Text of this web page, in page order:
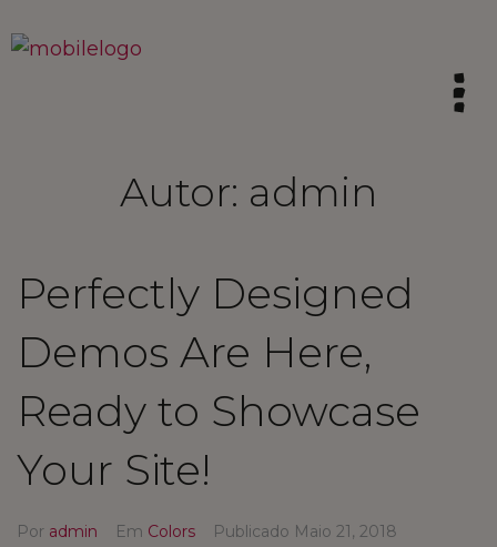
SINTA A TRADIÇÃO
VIVA AS CALDAS
VIBRE COM A INOVAÇÃO
Autor: admin
Perfectly Designed
Demos Are Here,
Ready to Showcase
Your Site!
Por admin Em Colors Publicado Maio 21, 2018